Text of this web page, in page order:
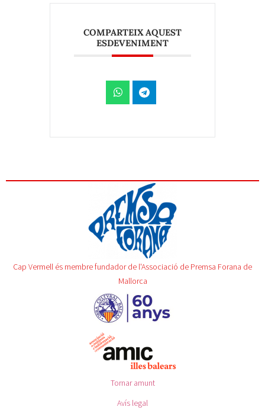
COMPARTEIX AQUEST
ESDEVENIMENT
Cap Vermell és membre fundador de l'Associació de Premsa Forana de
Mallorca
Tornar amunt
Avís legal